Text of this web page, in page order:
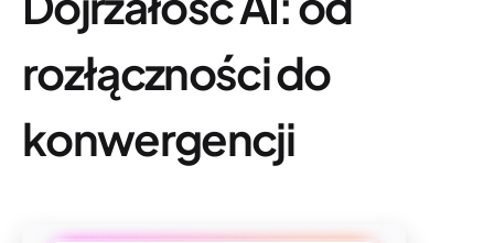
rozłączności do
konwergencji